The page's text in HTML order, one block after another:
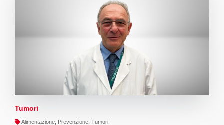
Tumori
Alimentazione, Prevenzione, Tumori